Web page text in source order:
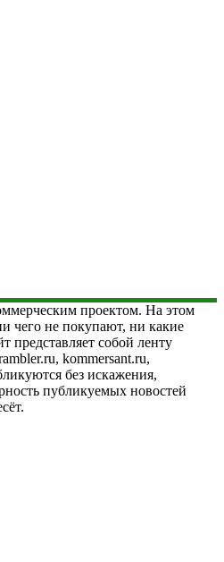
проектом. На этом
чего не покупают, ни какие
представляет собой ленту
kommersant.ru,
без искажения,
публикуемых новостей